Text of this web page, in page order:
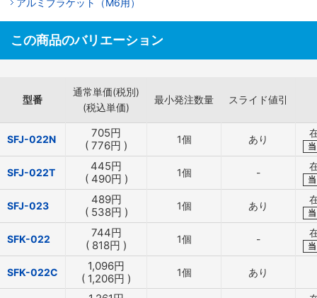
この商品のバリエーション
型番
通常単価(税別)
(税込単価)
最小発注数量 スライド値引
SFJ-022N 705円
( 776円 ) 1個 あり
SFJ-022T 445円
( 490円 ) 1個 -
SFJ-023 489円
( 538円 ) 1個 あり
SFK-022 744円
( 818円 ) 1個 -
SFK-022C 1,096円
( 1,206円 ) 1個 あり